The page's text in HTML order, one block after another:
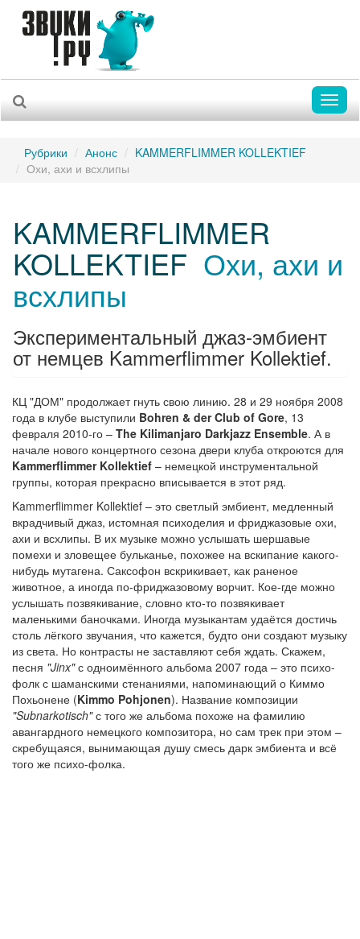
Рубрики Анонс
KAMMERFLIMMER KOLLEKTIEF
Охи, ахи и всхлипы
KAMMERFLIMMER
KOLLEKTIEF Охи, ахи и
всхлипы
Экспериментальный джаз-эмбиент
от немцев Kammerflimmer Kollektief.
КЦ "ДОМ" продолжает гнуть свою линию. 28 и 29 ноября 2008
года в клубе выступили Bohren & der Club of Gore, 13
февраля 2010-го – The Kilimanjaro Darkjazz Ensemble. А в
начале нового концертного сезона двери клуба откроются для
Kammerflimmer Kollektief – немецкой инструментальной
группы, которая прекрасно вписывается в этот ряд.
Kammerflimmer Kollektief – это светлый эмбиент, медленный
вкрадчивый джаз, истомная психоделия и фриджазовые охи,
ахи и всхлипы. В их музыке можно услышать шершавые
помехи и зловещее бульканье, похожее на вскипание какого-
нибудь мутагена. Саксофон вскрикивает, как раненое
животное, а иногда по-фриджазовому ворчит. Кое-где можно
услышать позвякивание, словно кто-то позвякивает
маленькими баночками. Иногда музыкантам удаётся достичь
столь лёгкого звучания, что кажется, будто они создают музыку
из света. Но контрасты не заставляют себя ждать. Скажем,
песня "Jinx"с одноимённого альбома 2007 года – это психо-
фолк с шаманскими стенаниями, напоминающий о Киммо
Похьонене (Kimmo Pohjonen). Название композиции
"Subnarkotisch"с того же альбома похоже на фамилию
авангардного немецкого композитора, но сам трек при этом –
скребущаяся, вынимающая душу смесь дарк эмбиента и всё
того же психо-фолка.